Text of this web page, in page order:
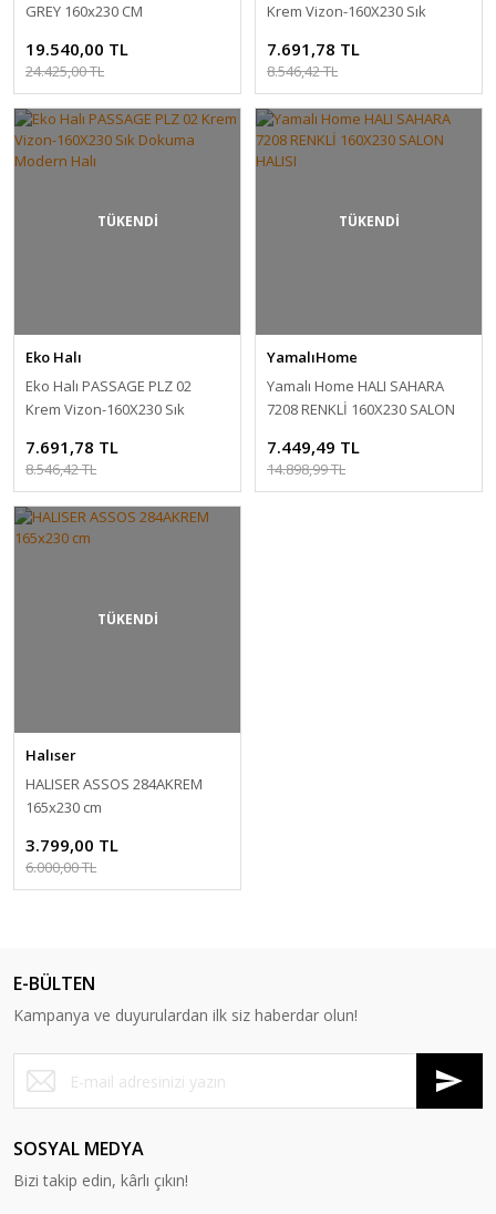
GREY 160x230 CM
19.540,00 TL
24.425,00 TL
Krem Vizon-160X230 Sık
7.691,78 TL
8.546,42 TL
TÜKENDİ
Eko Halı
Eko Halı PASSAGE PLZ 02
Krem Vizon-160X230 Sık
7.691,78 TL
8.546,42 TL
TÜKENDİ
YamalıHome
Yamalı Home HALI SAHARA
7208 RENKLİ 160X230 SALON
7.449,49 TL
14.898,99 TL
TÜKENDİ
Halıser
HALISER ASSOS 284AKREM
165x230 cm
3.799,00 TL
6.000,00 TL
E-BÜLTEN
Kampanya ve duyurulardan ilk siz haberdar olun!
SOSYAL MEDYA
Bizi takip edin, kârlı çıkın!